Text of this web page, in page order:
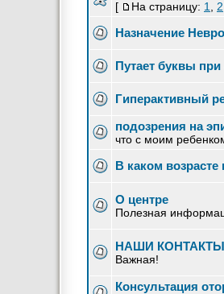
[ На страницу: 1 2
Назначение
Путает буквы
Гиперактивный
подозрения на
что с моим
В каком
О центре
Полезная
НАШИ КОНТАКТЫ
Важная!
Консультация